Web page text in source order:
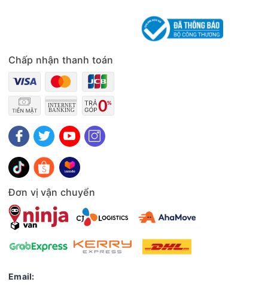
Chấp nhận thanh toán
Đơn vị vận chuyển
Email: